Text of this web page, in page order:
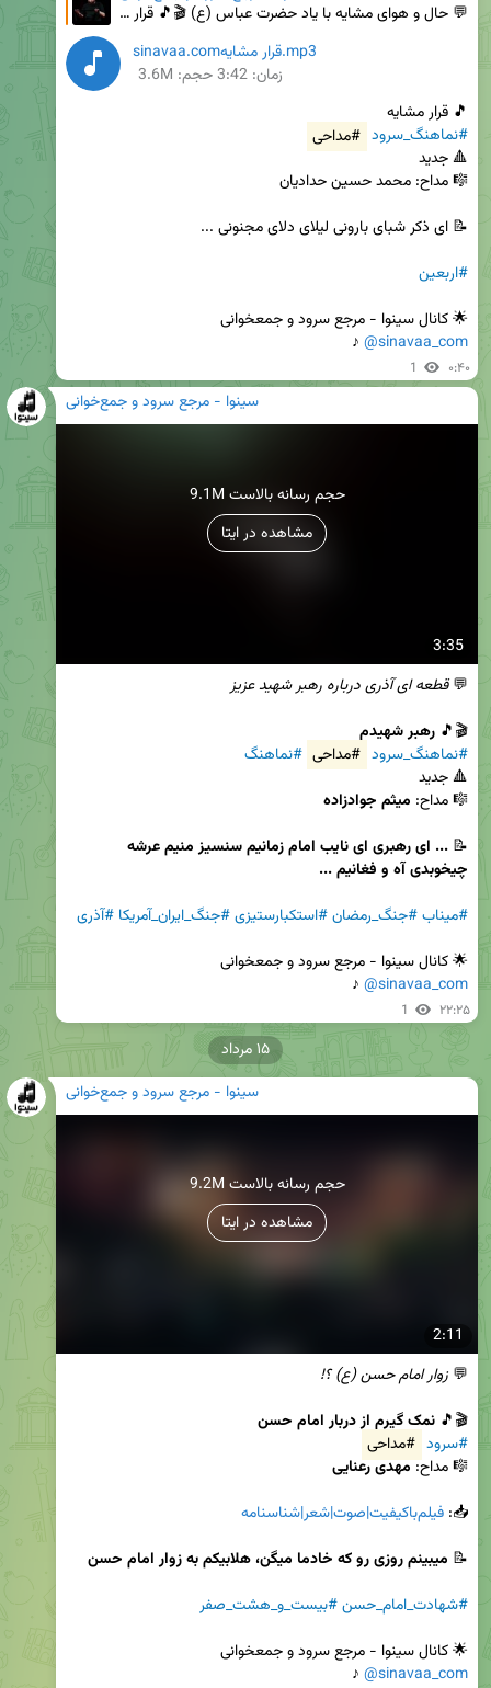
💬 حال و هوای مشایه با یاد حضرت عباس (ع) 🎬🎵 قرار مشایه #نماهنگ_سرود #مداحی #نماهنگ 🔺 جدید 🎼 مداح: م
sinavaa.comقرار مشایه.mp3
زمان: 3:42 حجم: 3.6M
🎵 قرار مشایه
#نماهنگ_سرود #مداحی
#اربعین
🌟 کانال سینوا - مرجع‌ سرود و جمعخوانی
@sinavaa_com
♪
1 ۰:۴۰
سینوا - مرجع سرود و جمع‌خوانی
3:35
9.1M حجم رسانه بالاست
مشاهده در ایتا
💬 قطعه ای آذری درباره رهبر شهید عزیز
🎬🎵 رهبر شهیدم
#نماهنگ_سرود #مداحی #نماهنگ
🎼 مداح: میثم جوادزاده
📝
چیخوبدی آه و فغانیم ...
#میناب#جنگ_رمضان#استکبارستیزی#جنگ_ایران_آمریکا #آذری
🌟 کانال سینوا - مرجع‌ سرود و جمعخوانی
@sinavaa_com
♪
1 ۲۲:۲۵
سینوا - مرجع سرود و جمع‌خوانی
2:11
9.2M حجم رسانه بالاست
مشاهده در ایتا
💬 زوار امام حسن (ع) ؟!
🎬🎵 نمک گیرم از دربار امام حسن
#سرود #مداحی
🎼 مداح: مهدی رعنایی
📥: فیلم‌باکیفیت|صوت|شعر|شناسنامه
📝 میبینم روزی رو که خادما میگن، هلابیکم به زوار امام حسن
#شهادت_امام_حسن#بیست_و_هشت_صفر
🌟 کانال سینوا - مرجع‌ سرود و جمعخوانی
@sinavaa_com
♪
۱۵ مرداد